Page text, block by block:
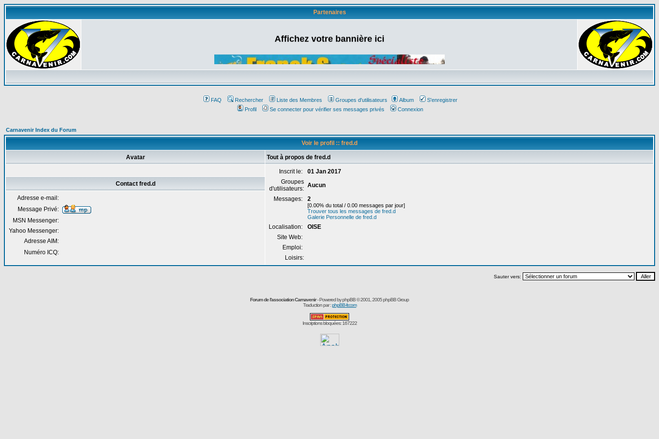
Partenaires
Affichez votre bannière ici
FAQ Rechercher Liste des Membres Groupes d'utilisateurs Album
S'enregistrer
Profil
Se connecter pour vérifier ses messages privés Connexion
Carnavenir Index du Forum
Voir le profil :: fred.d
Avatar Tout à propos de fred.d
Inscrit le:
01 Jan 2017
Groupes
d'utilisateurs: Aucun
Messages:
2
[0.00% du total / 0.00 messages par jour]
Trouver tous les messages de fred.d
Galerie Personnelle de fred.d
Localisation:
OISE
Site Web:
Emploi:
Loisirs:
Contact fred.d
Adresse e-mail:
Message Privé:
MSN Messenger:
Yahoo Messenger:
Adresse AIM:
Numéro ICQ:
Sauter vers:
Forum de l'association Carnavenir- Powered byphpBB© 2001, 2005 phpBB Group
Traduction par :phpBB-fr.com
Inscriptions bloquées: 167222